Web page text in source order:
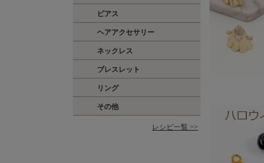
ピアス
ヘアアクセサリー
ネックレス
ブレスレット
リング
その他
レシピ一覧 >>